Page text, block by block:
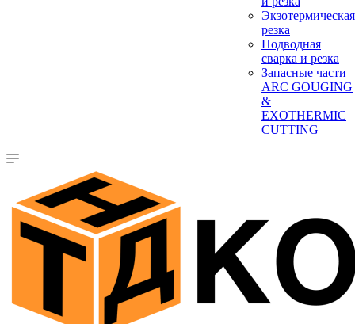
Экзотермическая
резка
Подводная
сварка и резка
Запасные части
ARC GOUGING
&
EXOTHERMIC
CUTTING